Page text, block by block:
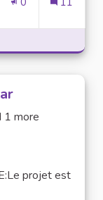
1 more
projet est